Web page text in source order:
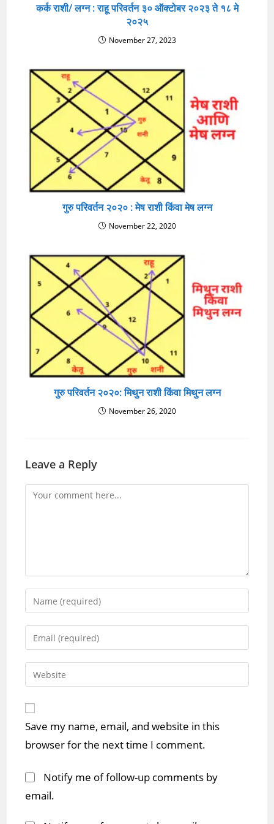
कर्क राशी/ लग्न : राहू परिवर्तन ३० ऑक्टोबर २०२३ ते १८ मे
२०२५
November 27, 2023
गुरु परिवर्तन २०२० : मेष राशी किंवा मेष लग्न
November 22, 2020
गुरु परिवर्तन २०२०: मिथुन राशी किंवा मिथुन लग्न
November 26, 2020
Leave a Reply
Comment
Enter
your
name
comment
Enter
your
email
address
Enter
your
URL
(optional)
Save my name, email, and website in this
browser for the next time I comment.
Notify me of follow-up comments by
email.